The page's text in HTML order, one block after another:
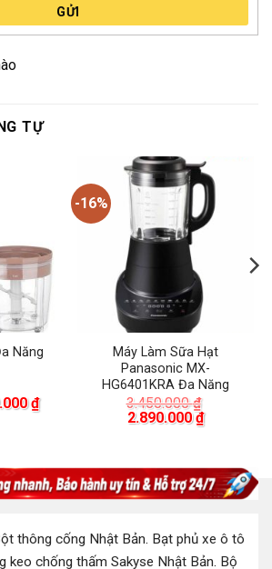
GỬI
TỰ
Năng
₫Giá
hiện
-16%
Máy Làm Sữa Hạt
Panasonic MX-
HG6401KRA Đa Năng
3.450.000₫
Giá
2.890.000₫Giá
hiện
2.890.000
thông cống Nhật Bản. Bạt phủ xe ô tô
keo chống thấm Sakyse Nhật Bản. Bộ